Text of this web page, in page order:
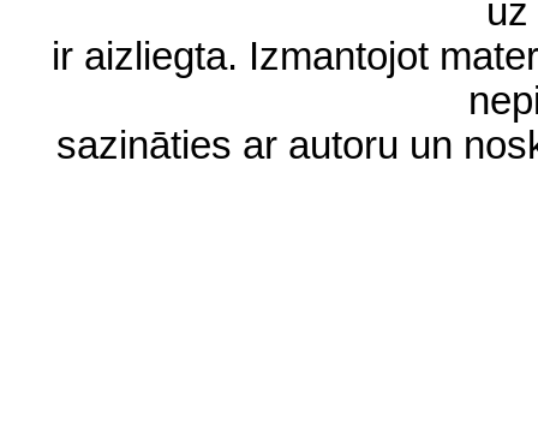
ir aizliegta. Izmantojot
sazināties ar autoru un